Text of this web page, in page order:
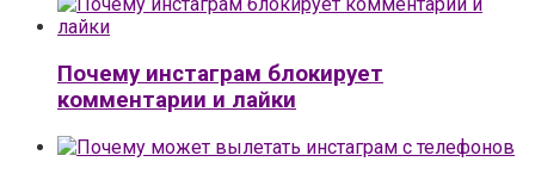
Почему инстаграм блокирует
комментарии и лайки